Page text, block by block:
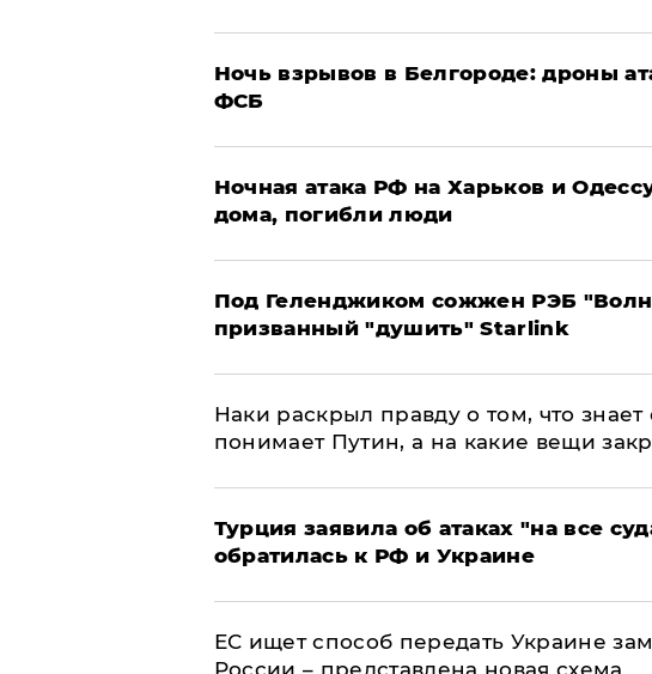
​Ночь взрывов в Белгороде: дроны
ФСБ
​Ночная атака РФ на Харьков и
дома, погибли люди
Под Геленджиком сожжен РЭБ
призванный "душить" Starlink
Наки раскрыл правду о том, что
понимает Путин, а на какие вещи
Турция заявила об атаках "на все
обратилась к РФ и Украине
ЕС ищет способ передать Украине
России – представлена новая схема